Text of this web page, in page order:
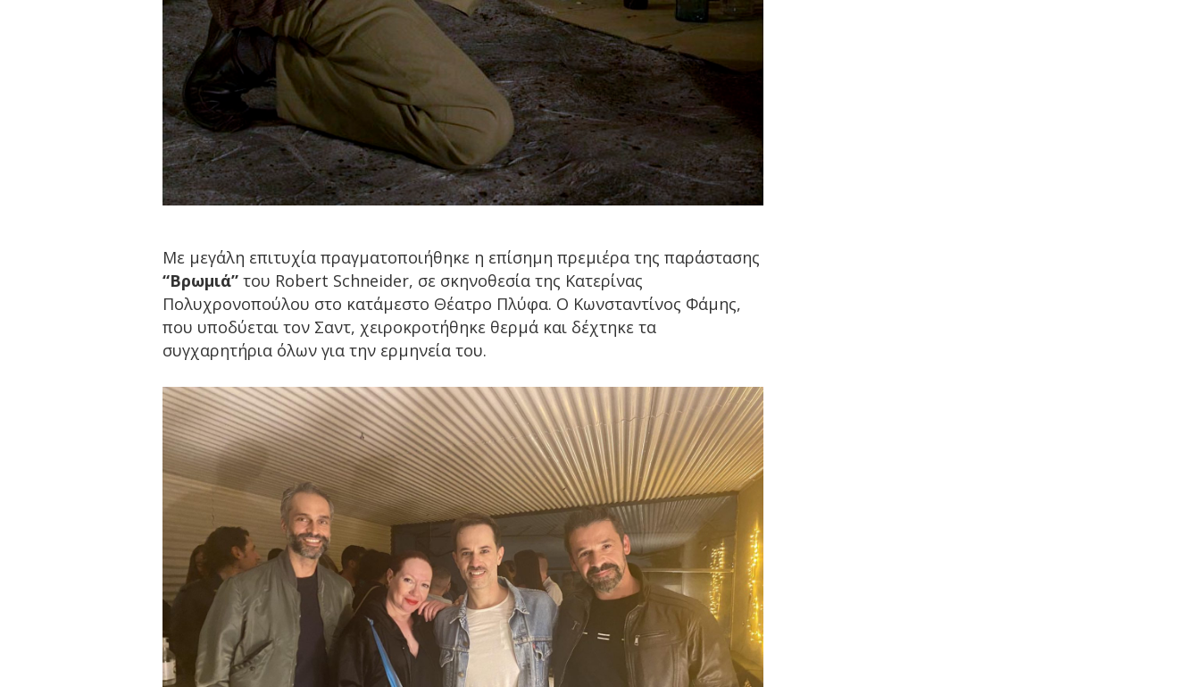
Με μεγάλη επιτυχία πραγματοποιήθηκε η επίσημη πρεμιέρα της παράστασης
“Βρωμιά” του Robert Schneider, σε σκηνοθεσία της Κατερίνας
Πολυχρονοπούλου στο κατάμεστο Θέατρο Πλύφα. Ο Κωνσταντίνος Φάμης,
που υποδύεται τον Σαντ, χειροκροτήθηκε θερμά και δέχτηκε τα
συγχαρητήρια όλων για την ερμηνεία του.